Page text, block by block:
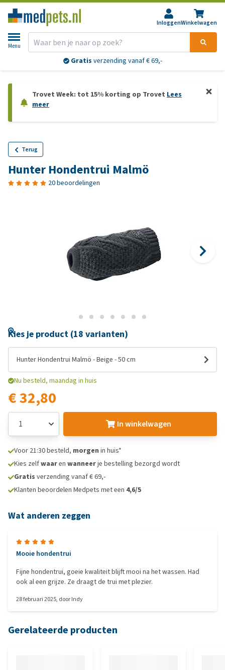
InloggenWinkelwagen
Menu
Gratis verzending vanaf € 69,-
Trovet Week: tot 15% korting op Trovet Lees
meer
Terug
Hunter Hondentrui Malmö
20 beoordelingen
Kies je product (18 varianten)
Hunter Hondentrui Malmö - Beige - 50 cm
Nu besteld, maandag in huis
€ 32,80
In winkelwagen
Voor 21:30 besteld, morgen in huis*
Kies zelfwaaren wanneerje bestelling bezorgd wordt
Gratis verzending vanaf € 69,-
Klanten beoordelen Medpets met een 4,6/5
Wat anderen zeggen
Mooie hondentrui
Fijne hondentrui, goeie kwaliteit blijft mooi na het wassen. Had
ook al een grijze. Ze draagt de trui met plezier.
28 februari 2025, doorIndy
Gerelateerde producten